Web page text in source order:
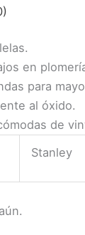
en
para
al óxido.
de
Stanley